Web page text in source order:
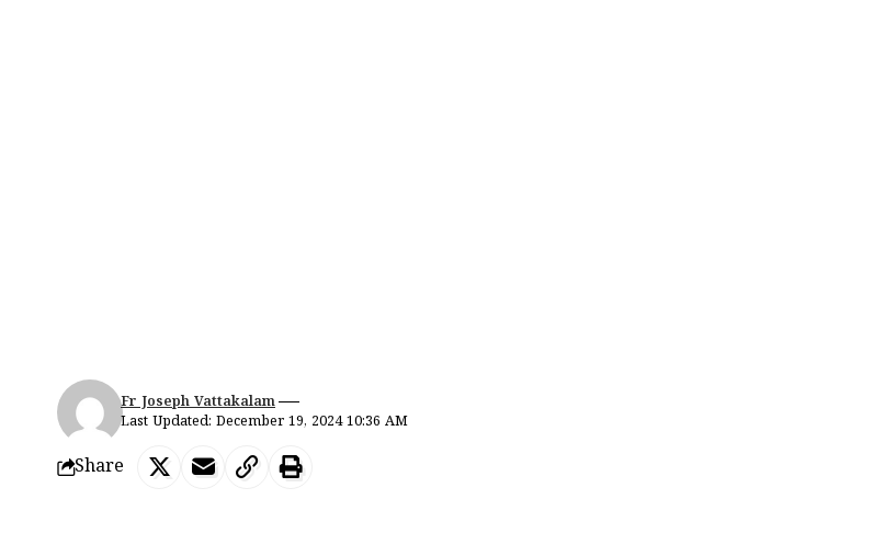
Last Updated: December 19, 2024 10:36 AM
Fr Joseph Vattakalam
Share